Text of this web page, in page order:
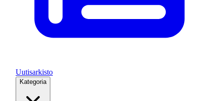
Uutisarkisto
Kategoria